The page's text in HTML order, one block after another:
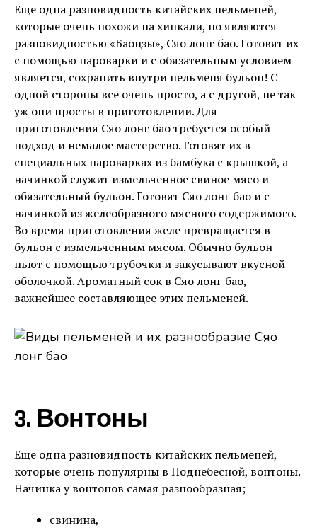
Еще одна разновидность китайских пельменей,
которые очень похожи на хинкали, но являются
разновидностью «Баоцзы», Сяо лонг бао. Готовят их
с помощью пароварки и с обязательным условием
является, сохранить внутри пельменя бульон! С
одной стороны все очень просто, а с другой, не так
уж они просты в приготовлении. Для
приготовления Сяо лонг бао требуется особый
подход и немалое мастерство. Готовят их в
специальных пароварках из бамбука с крышкой, а
начинкой служит измельченное свиное мясо и
обязательный бульон. Готовят Сяо лонг бао и с
начинкой из желеобразного мясного содержимого.
Во время приготовления желе превращается в
бульон с измельченным мясом. Обычно бульон
пьют с помощью трубочки и закусывают вкусной
оболочкой. Ароматный сок в Сяо лонг бао,
важнейшее составляющее этих пельменей.
3. Вонтоны
Еще одна разновидность китайских пельменей,
которые очень популярны в Поднебесной, вонтоны.
Начинка у вонтонов самая разнообразная;
свинина,